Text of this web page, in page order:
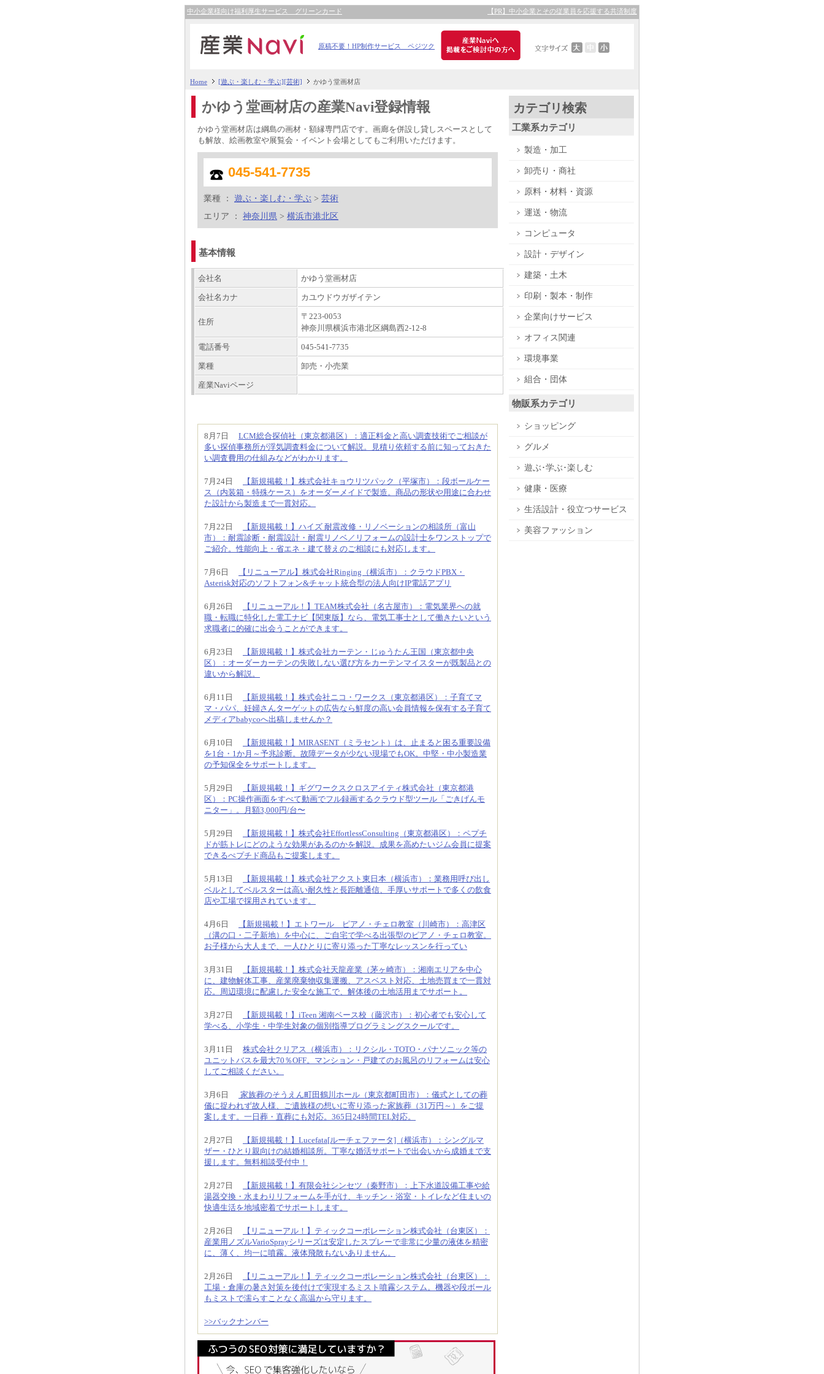
中小企業様向け福利厚生サービス グリーンカード 【PR】中小企業とその従業員を応援する共済制度
原稿不要！HP制作サービス ペジツク
Home [遊ぶ・楽しむ・学ぶ][芸術] かゆう堂画材店
かゆう堂画材店の産業Navi登録情報
かゆう堂画材店は綱島の画材・額縁専門店です。画廊を併設し貸しスペースとして
も解放、絵画教室や展覧会・イベント会場としてもご利用いただけます。
045-541-7735
業種 ： 遊ぶ・楽しむ・学ぶ > 芸術
エリア ： 神奈川県 > 横浜市港北区
基本情報
会社名 かゆう堂画材店
会社名カナ カユウドウガザイテン
住所
〒223-0053
神奈川県横浜市港北区綱島西2-12-8
電話番号 045-541-7735
業種 卸売・小売業
産業Naviページ
8月7日 LCM総合探偵社（東京都港区）：適正料金と高い調査技術でご相談が
多い探偵事務所が浮気調査料金について解説。見積り依頼する前に知っておきた
い調査費用の仕組みなどがわかります。
7月24日
【新規掲載！】株式会社キョウリツパック（平塚市）：段ボールケー
ス（内装箱・特殊ケース）をオーダーメイドで製造。商品の形状や用途に合わせ
た設計から製造まで一貫対応。
7月22日
【新規掲載！】ハイズ 耐震改修・リノベーションの相談所（富山
市）：耐震診断・耐震設計・耐震リノベ／リフォームの設計士をワンストップで
ご紹介。性能向上・省エネ・建て替えのご相談にも対応します。
7月6日
【リニューアル】株式会社Ringing（横浜市）：クラウドPBX・
Asterisk対応のソフトフォン&チャット統合型の法人向けIP電話アプリ
6月26日
【リニューアル！】TEAM株式会社（名古屋市）：電気業界への就
職・転職に特化した電工ナビ【関東版】なら、電気工事士として働きたいという
求職者に的確に出会うことができます。
6月23日
【新規掲載！】株式会社カーテン・じゅうたん王国（東京都中央
区）：オーダーカーテンの失敗しない選び方をカーテンマイスターが既製品との
違いから解説。
6月11日
【新規掲載！】株式会社ニコ・ワークス（東京都港区）：子育てマ
マ・パパ、妊婦さんターゲットの広告なら鮮度の高い会員情報を保有する子育て
メディアbabycoへ出稿しませんか？
6月10日
【新規掲載！】MIRASENT（ミラセント）は、止まると困る重要設備
を1台・1か月～予兆診断。故障データが少ない現場でもOK。中堅・中小製造業
の予知保全をサポートします。
5月29日
【新規掲載！】ギグワークスクロスアイティ株式会社（東京都港
区）：PC操作画面をすべて動画でフル録画するクラウド型ツール「ごきげんモ
ニター」。月額3,000円/台〜
5月29日
【新規掲載！】株式会社EffortlessConsulting（東京都港区）：ペプチ
ドが筋トレにどのような効果があるのかを解説。成果を高めたいジム会員に提案
できるぺプチド商品もご提案します。
5月13日
【新規掲載！】株式会社アクスト東日本（横浜市）：業務用呼び出し
ベルとしてベルスターは高い耐久性と長距離通信、手厚いサポートで多くの飲食
店や工場で採用されています。
4月6日
【新規掲載！】エトワール ピアノ・チェロ教室（川崎市）：高津区
（溝の口・二子新地）を中心に、ご自宅で学べる出張型のピアノ・チェロ教室。
お子様から大人まで、一人ひとりに寄り添った丁寧なレッスンを行ってい
3月31日
【新規掲載！】株式会社天龍産業（茅ヶ崎市）：湘南エリアを中心
に、建物解体工事、産業廃棄物収集運搬、アスベスト対応、土地売買まで一貫対
応。周辺環境に配慮した安全な施工で、解体後の土地活用までサポート。
3月27日
【新規掲載！】iTeen 湘南ベース校（藤沢市）：初心者でも安心して
学べる、小学生・中学生対象の個別指導プログラミングスクールです。
3月11日 株式会社クリアス（横浜市）：リクシル・TOTO・パナソニック等の
ユニットバスを最大70％OFF。マンション・戸建てのお風呂のリフォームは安心
してご相談ください。
3月6日
家族葬のそうえん町田鶴川ホール（東京都町田市）：儀式としての葬
儀に捉われず故人様、ご遺族様の想いに寄り添った家族葬（31万円～）をご提
案します。一日葬・直葬にも対応。365日24時間TEL対応。
2月27日
【新規掲載！】Lucefata[ルーチェファータ]（横浜市）：シングルマ
ザー・ひとり親向けの結婚相談所。丁寧な婚活サポートで出会いから成婚まで支
援します。無料相談受付中！
2月27日
【新規掲載！】有限会社シンセツ（秦野市）：上下水道設備工事や給
湯器交換・水まわりリフォームを手がけ、キッチン・浴室・トイレなど住まいの
快適生活を地域密着でサポートします。
2月26日
【リニューアル！】ティックコーポレーション株式会社（台東区）：
産業用ノズルVarioSprayシリーズは安定したスプレーで非常に少量の液体を精密
に、薄く、均一に噴霧。液体飛散もないありません。
2月26日
【リニューアル！】ティックコーポレーション株式会社（台東区）：
工場・倉庫の暑さ対策を後付けで実現するミスト噴霧システム。機器や段ボール
もミストで濡らすことなく高温から守ります。
>>バックナンバー
カテゴリ検索
工業系カテゴリ
製造・加工
卸売り・商社
原料・材料・資源
運送・物流
コンピュータ
設計・デザイン
建築・土木
印刷・製本・制作
企業向けサービス
オフィス関連
環境事業
組合・団体
物販系カテゴリ
ショッピング
グルメ
遊ぶ･学ぶ･楽しむ
健康・医療
生活設計・役立つサービス
美容ファッション